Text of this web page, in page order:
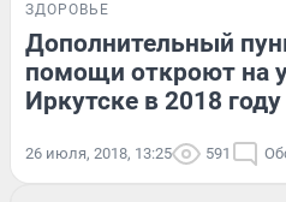
ЗДОРОВЬЕ
Дополнительный
помощи откроют на
Иркутске в 2018 году
26 июля, 2018, 13:25 591